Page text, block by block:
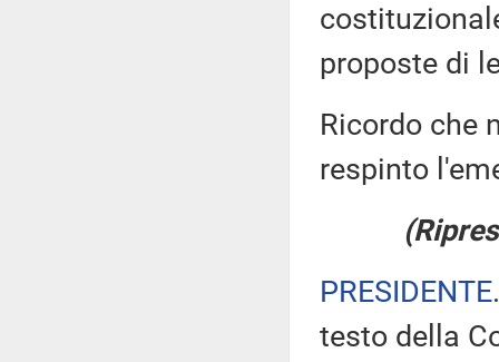
proposte di
Ricordo che
respinto
PRESIDENTE
testo della